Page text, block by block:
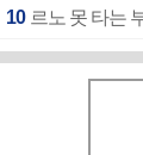
10 르노 못 타는